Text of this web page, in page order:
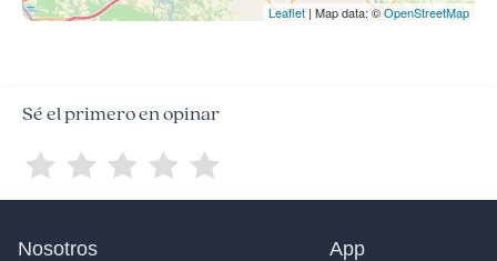
Leaflet | Map data: ©OpenStreetMap
Sé el primero en opinar
Nosotros App